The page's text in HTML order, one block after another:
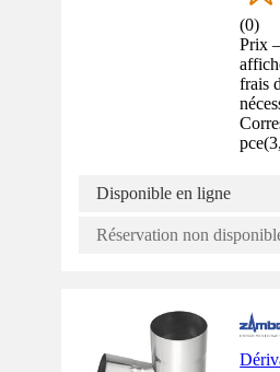
(0)
Prix
frais
pce(
Disponible en ligne
Réservation non